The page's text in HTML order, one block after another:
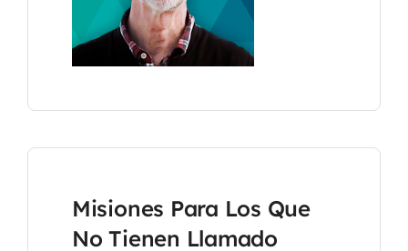
Misiones Para Los Que
No Tienen Llamado